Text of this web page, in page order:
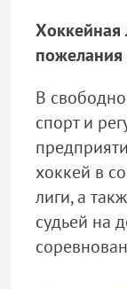
Хоккейная
пожелания
В
спорт и
хоккей в
лиги, а
судьей на